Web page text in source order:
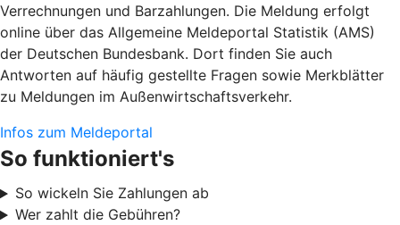
Verrechnungen und Barzahlungen. Die Meldung erfolgt
online über das Allgemeine Meldeportal Statistik (AMS)
der Deutschen Bundesbank. Dort finden Sie auch
Antworten auf häufig gestellte Fragen sowie Merkblätter
zu Meldungen im Außenwirtschaftsverkehr.
Infos zum Meldeportal
So funktioniert's
So wickeln Sie Zahlungen ab
Wer zahlt die Gebühren?